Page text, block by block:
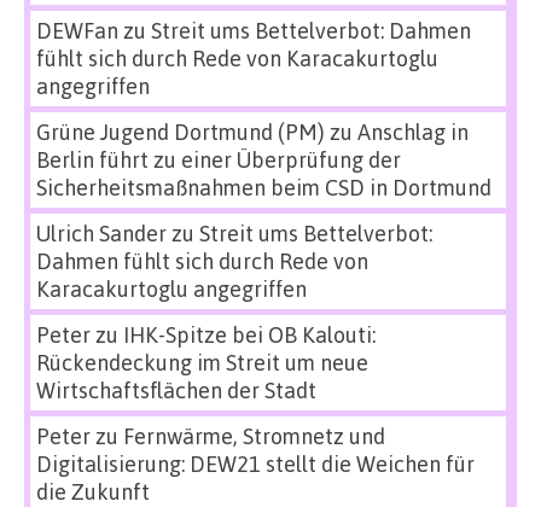
DEWFan zu Streit ums Bettelverbot: Dahmen
fühlt sich durch Rede von Karacakurtoglu
angegriffen
Grüne Jugend Dortmund (PM) zu Anschlag in
Berlin führt zu einer Überprüfung der
Sicherheitsmaßnahmen beim CSD in Dortmund
Ulrich Sanderzu Streit ums Bettelverbot:
Dahmen fühlt sich durch Rede von
Karacakurtoglu angegriffen
Peterzu IHK-Spitze bei OB Kalouti:
Rückendeckung im Streit um neue
Wirtschaftsflächen der Stadt
Peterzu Fernwärme, Stromnetz und
Digitalisierung: DEW21 stellt die Weichen für
die Zukunft